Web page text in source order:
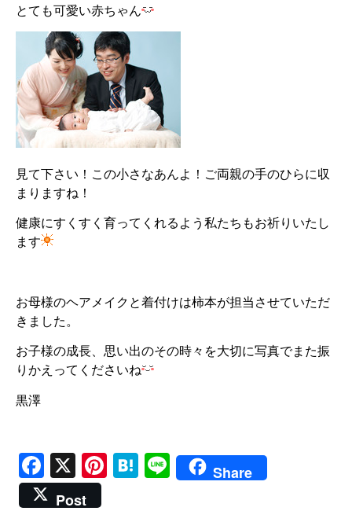
とても可愛い赤ちゃん
見て下さい！この小さなあんよ！ご両親の手のひらに収
まりますね！
健康にすくすく育ってくれるよう私たちもお祈りいたし
ます
お母様のヘアメイクと着付けは柿本が担当させていただ
きました。
お子様の成長、思い出のその時々を大切に写真でまた振
りかえってくださいね
黒澤
Facebook
X Pinterest
Hatena
LineShare
Post